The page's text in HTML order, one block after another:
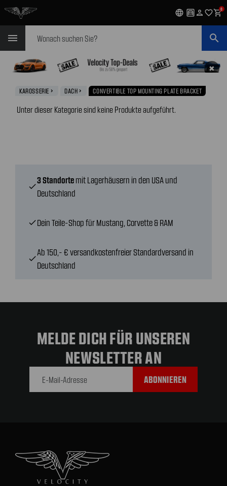
language garage person favorite_outlineshopping_cart0
menu search
✖
KAROSSERIE navigate_next DACH navigate_next CONVERTIBLE TOP MOUNTING PLATE BRACKET
Unter dieser Kategorie sind keine Produkte aufgeführt.
check
3 Standorte mit Lagerhäusern in den USA und
Deutschland
checkDein Teile-Shop für Mustang, Corvette & RAM
check
Ab 150,- € versandkostenfreier Standardversand in
Deutschland
MELDE DICH FÜR UNSEREN
NEWSLETTER AN